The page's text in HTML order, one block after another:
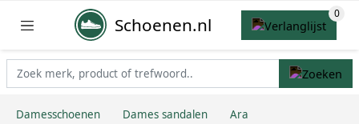
Schoenen.nl
Damesschoenen Dames sandalen Ara